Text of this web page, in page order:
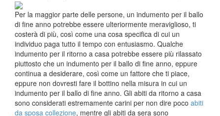
Per la maggior parte delle persone, un indumento per il ballo
di fine anno potrebbe essere ulteriormente meraviglioso, ti
costerà di più, così come una cosa specifica di cui un
individuo paga tutto il tempo con entusiasmo. Qualche
indumento per il ritorno a casa potrebbe essere più rilassato
piuttosto che un indumento per il ballo di fine anno, eppure
continua a desiderare, così come un fattore che ti piace,
eppure non dovresti fare il bottino nella misura in cui un
indumento per il ballo di fine anno. Gli abiti da ritorno a casa
sono considerati estremamente carini per non dire poco abiti
da sposa collezione, mentre gli abiti da sera sono